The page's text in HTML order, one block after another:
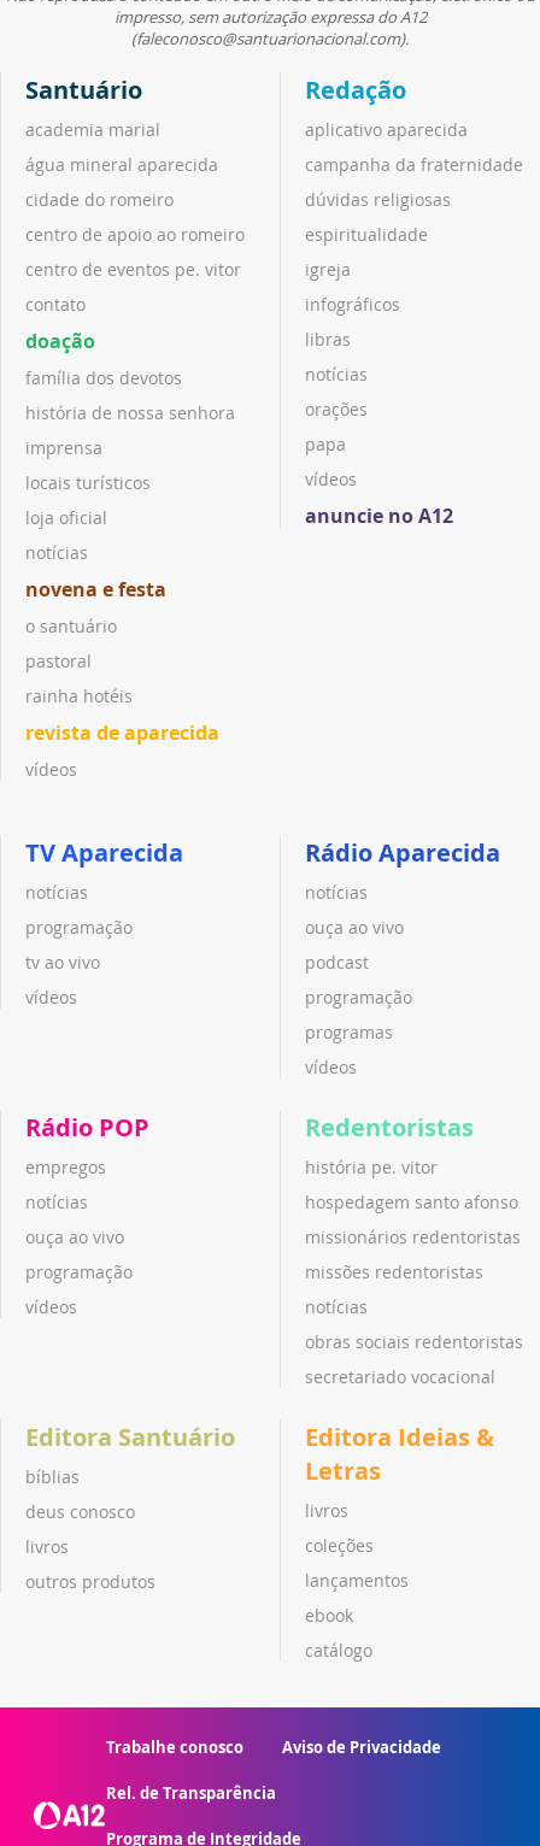
impresso, sem autorização expressa do A12
(faleconosco@santuarionacional.com).
Santuário
academia marial
água mineral aparecida
cidade do romeiro
centro de apoio ao romeiro
centro de eventos pe. vitor
contato
doação
família dos devotos
história de nossa senhora
imprensa
locais turísticos
loja oficial
notícias
novena e festa
o santuário
pastoral
rainha hotéis
revista de aparecida
vídeos
Redação
aplicativo aparecida
campanha da fraternidade
dúvidas religiosas
espiritualidade
igreja
infográficos
libras
notícias
orações
papa
vídeos
anuncie no A12
TV Aparecida
notícias
programação
tv ao vivo
vídeos
Rádio Aparecida
notícias
ouça ao vivo
podcast
programação
programas
vídeos
Rádio POP
empregos
notícias
ouça ao vivo
programação
vídeos
Redentoristas
história pe. vitor
hospedagem santo afonso
missionários redentoristas
missões redentoristas
notícias
obras sociais redentoristas
secretariado vocacional
Editora Santuário
bíblias
deus conosco
livros
outros produtos
Editora Ideias &
Letras
livros
coleções
lançamentos
ebook
catálogo
Trabalhe conosco Aviso de Privacidade
Rel. de Transparência
Programa de Integridade